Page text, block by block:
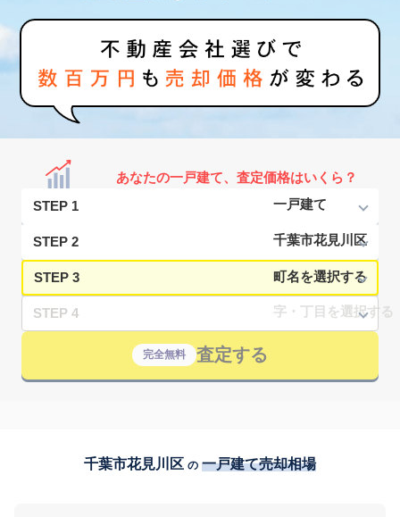
あなたの一戸建て、査定価格はいくら？
STEP 1
STEP 2
STEP 3
STEP 4
完全無料 査定する
千葉市花見川区 の 一戸建て売却相場